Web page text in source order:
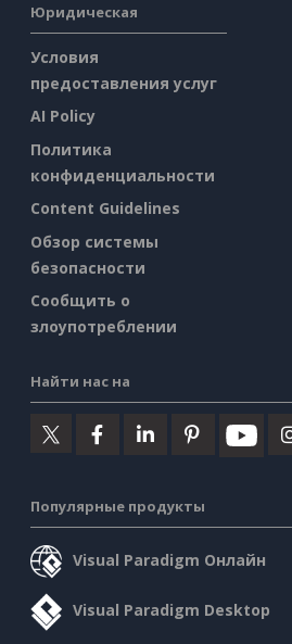
Юридическая
Условия
предоставления услуг
AI Policy
Политика
конфиденциальности
Content Guidelines
Обзор системы
безопасности
Сообщить о
злоупотреблении
Найти нас на
Популярные продукты
Visual Paradigm Онлайн
Visual Paradigm Desktop